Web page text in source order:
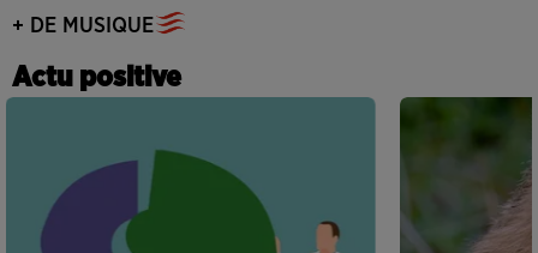
+ DE MUSIQUE
Actu positive